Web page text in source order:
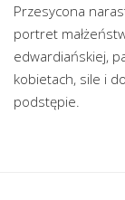
Przesycona
portret
edwardiańskiej,
kobietach, sile i
podstępie.